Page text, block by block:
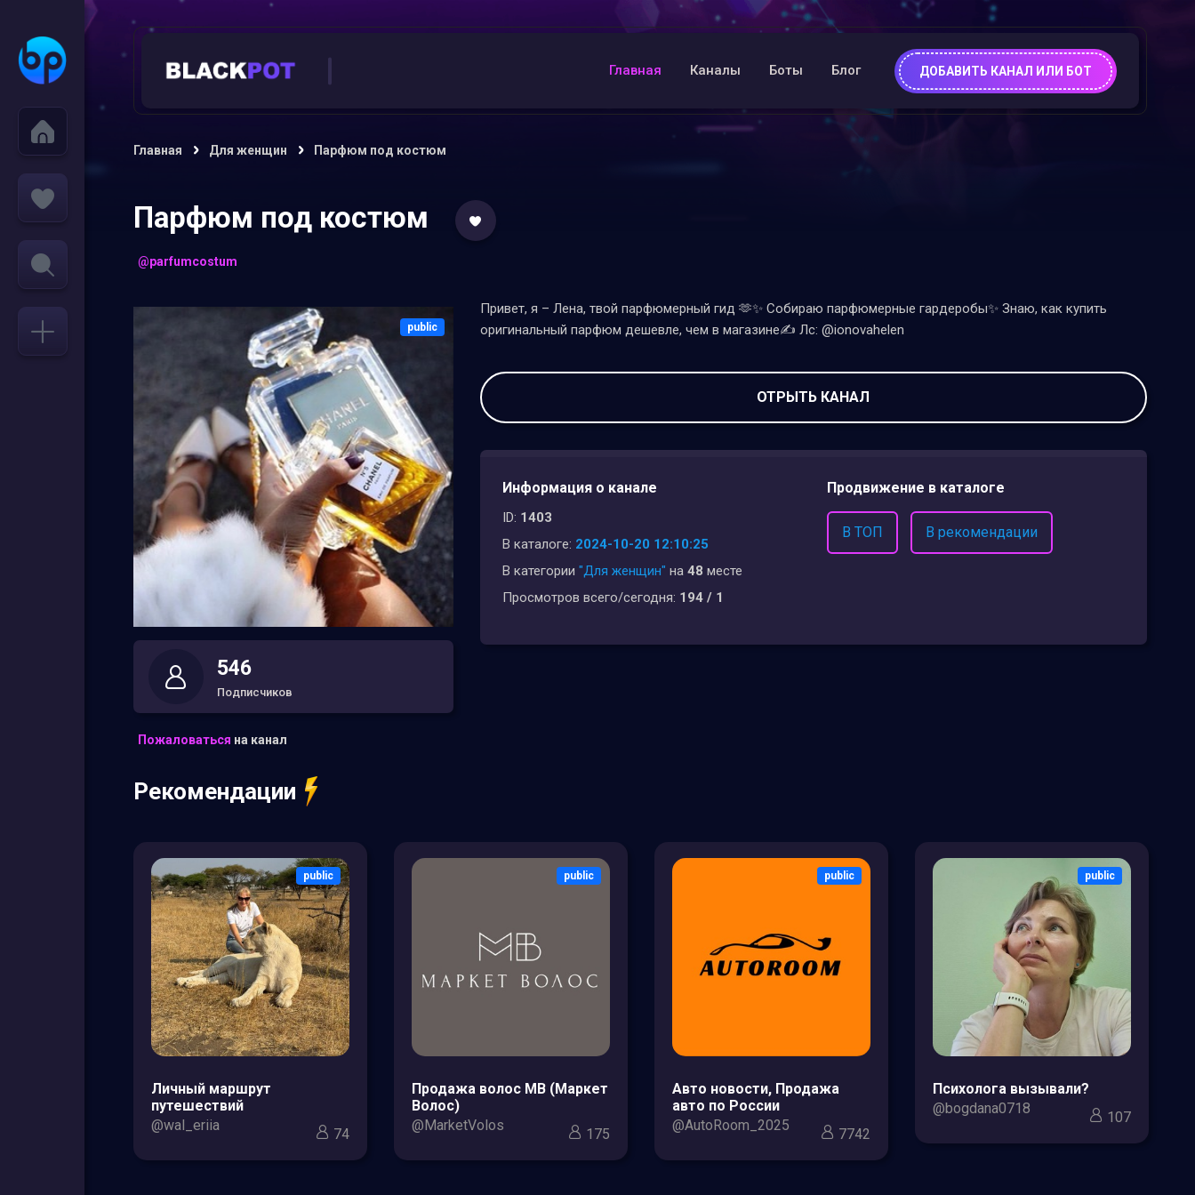
Главная Каналы Боты Блог ДОБАВИТЬ КАНАЛ ИЛИ БОТ
Главная Для женщин Парфюм под костюм
Парфюм под костюм
@parfumcostum
public
546
Подписчиков
Пожаловаться на канал
Привет, я – Лена, твой парфюмерный гид 🫶✨ Собираю парфюмерные гардеробы✨ Знаю, как купить
оригинальный парфюм дешевле, чем в магазине✍️ Лс: @ionovahelen
ОТРЫТЬ КАНАЛ
Информация о канале
ID: 1403
В каталоге: 2024-10-20 12:10:25
В категории "Для женщин" на 48 месте
Просмотров всего/сегодня: 194 / 1
Продвижение в каталоге
В ТОП В рекомендации
Рекомендации
public
Личный маршрут
путешествий
@wal_eriia
74
public
Продажа волос МВ (Маркет
Волос)
@MarketVolos
175
public
Авто новости, Продажа
авто по России
@AutoRoom_2025
7742
public
Психолога вызывали?
@bogdana0718
107